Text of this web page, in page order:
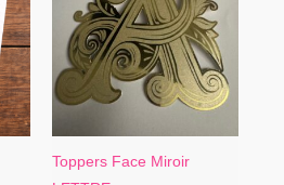
Toppers Face Miroir